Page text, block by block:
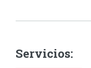
Servicios: